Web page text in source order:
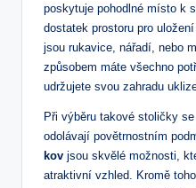
poskytuje pohodlné místo k
dostatek prostoru pro
jsou rukavice, nářadí, nebo
způsobem máte všechno
udržujete svou zahradu
Při ‌výběru takové stoličky
odolávají povětrnostním
kov jsou skvělé možnosti,
atraktivní vzhled. Kromě